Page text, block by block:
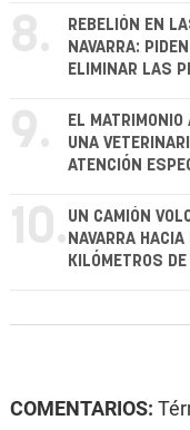
8.
REBELIÓN EN
NAVARRA:
ELIMINAR LAS
9.
EL
UNA
ATENCIÓN
10. UN CAMIÓN
NAVARRA
KILÓMETROS
COMENTARIOS: